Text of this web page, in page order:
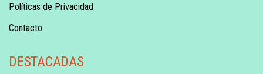
Políticas de Privacidad
Contacto
DESTACADAS